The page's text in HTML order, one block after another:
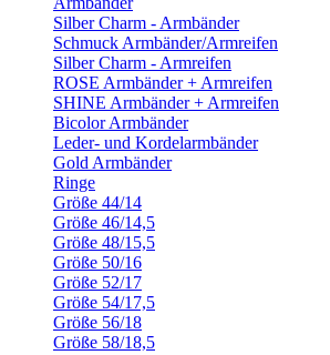
Silber Charm - Armbänder
Schmuck Armbänder/Armreifen
Silber Charm - Armreifen
ROSE Armbänder + Armreifen
SHINE Armbänder + Armreifen
Bicolor Armbänder
Leder- und Kordelarmbänder
Gold Armbänder
Ringe
Größe 44/14
Größe 46/14,5
Größe 48/15,5
Größe 50/16
Größe 52/17
Größe 54/17,5
Größe 56/18
Größe 58/18,5